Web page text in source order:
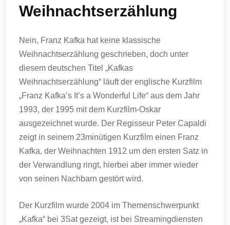
Weihnachtserzählung
Nein, Franz Kafka hat keine klassische
Weihnachtserzählung geschrieben, doch unter
diesem deutschen Titel „Kafkas
Weihnachtserzählung“ läuft der englische Kurzfilm
„Franz Kafka’s It’s a Wonderful Life“ aus dem Jahr
1993, der 1995 mit dem Kurzfilm-Oskar
ausgezeichnet wurde. Der Regisseur Peter Capaldi
zeigt in seinem 23minütigen Kurzfilm einen Franz
Kafka, der Weihnachten 1912 um den ersten Satz in
der Verwandlung ringt, hierbei aber immer wieder
von seinen Nachbarn gestört wird.
Der Kurzfilm wurde 2004 im Themenschwerpunkt
„Kafka“ bei 3Sat gezeigt, ist bei Streamingdiensten